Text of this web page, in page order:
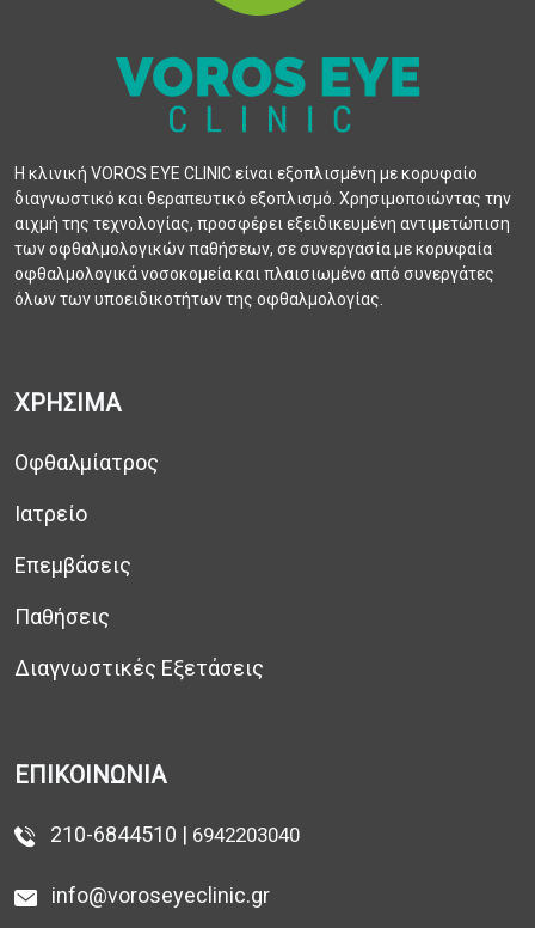
Η κλινική VOROS EYE CLINIC είναι εξοπλισμένη με κορυφαίο
διαγνωστικό και θεραπευτικό εξοπλισμό. Χρησιμοποιώντας την
αιχμή της τεχνολογίας, προσφέρει εξειδικευμένη αντιμετώπιση
των οφθαλμολογικών παθήσεων, σε συνεργασία με κορυφαία
οφθαλμολογικά νοσοκομεία και πλαισιωμένο από συνεργάτες
όλων των υποειδικοτήτων της οφθαλμολογίας.
ΧΡΗΣΙΜΑ
Οφθαλμίατρος
Ιατρείο
Επεμβάσεις
Παθήσεις
Διαγνωστικές Εξετάσεις
ΕΠΙΚΟΙΝΩΝΙΑ
210-6844510 | 6942203040
info@voroseyeclinic.gr